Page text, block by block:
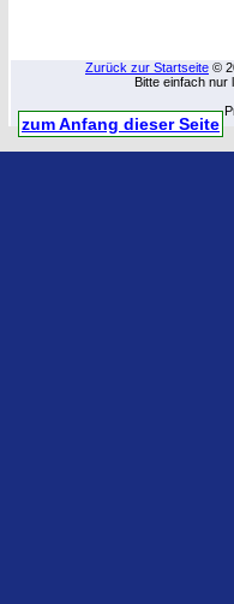
Zurück zur Startseite ©
Bitte einfach nur
zum Anfang dieser Seite